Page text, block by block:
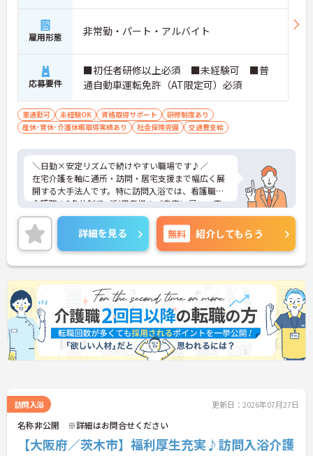
雇用形態 非常勤・パート・アルバイト
応募要件
■初任者研修以上必須 ■未経験可 ■普
通自動車運転免許（AT限定可）必須
車通勤可 未経験OK 資格取得サポート
研修制度あり
産休･育休･介護休暇取得実績あり
社会保険完備 交通費支給
＼日勤×安定リズムで続けやすい職場です♪／
在宅介護を軸に通所・訪問・居宅支援まで幅広く展
開する大手法人です。特に訪問入浴では、看護職と
介護職の3名体制でご利用者様のご自宅に伺い、安
全面に配慮しながらケアを提供しています。「チー
ムで支える」スタイルなので役割分担が明確で、未
経験からでも安心してスタートできる環境です。日
勤中心＆日曜固定休と、生活リズムを整えながら働
けるのも魅力。無理なく長く続けたい方にぴったり
の訪問系サービスです。
■ 生活リズム安定♪日勤ワーク
無理なく続けられる勤務スタイルが整っています。
・「夜勤なし・日曜固定休」で予定が立てやすい
段階的に学べる環境が整っています。
詳細を見る 無料 紹介してもらう
訪問入浴 更新日：2026年07月27日
名称非公開 ※詳細はお問合せください
【大阪府／茨木市】福利厚生充実♪訪問入浴介護